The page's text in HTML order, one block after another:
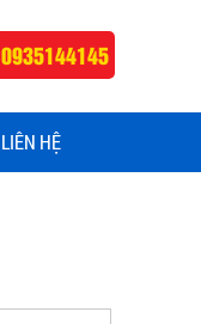
0935144145
LIÊN HỆ